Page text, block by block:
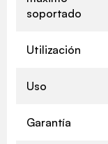
soportado
Utilización
Uso
Garantía